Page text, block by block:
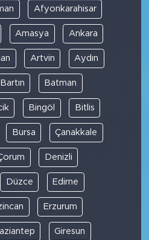
Afyonkarahisar
Amasya Ankara
Artvin Aydın
Bartın Batman
Bingöl Bitlis
Bursa Çanakkale
Denizli
Düzce Edirne
Erzurum
Giresun